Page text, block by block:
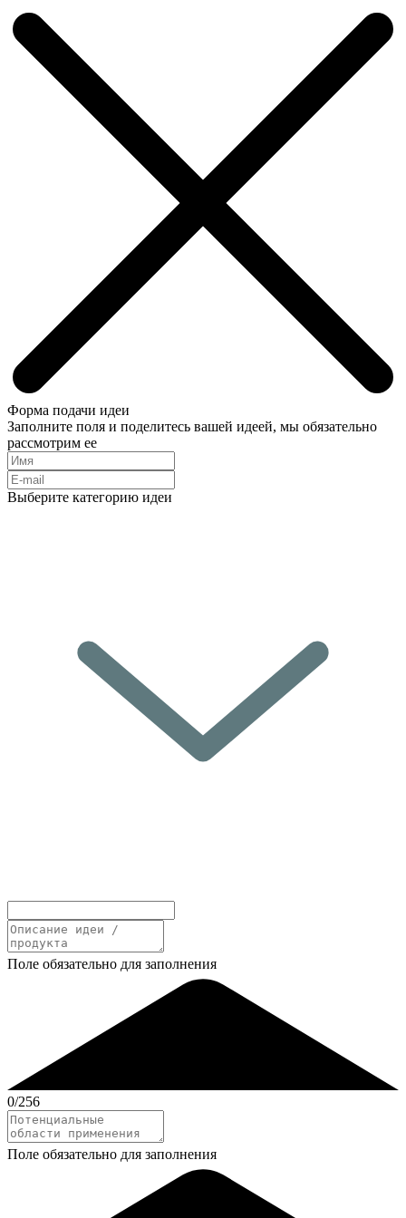
Форма подачи идеи
Заполните поля и поделитесь вашей идеей, мы обязательно
рассмотрим ее
Выберите категорию идеи
Поле обязательно для заполнения
0/256
Поле обязательно для заполнения